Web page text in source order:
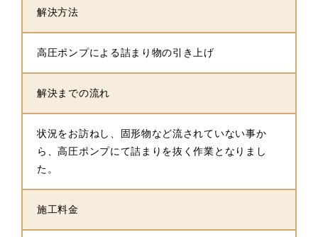
解決方法
高圧ポンプによる詰まり物の引き上げ
解決までの流れ
状況をお訪ねし、固形物など流されていない事か
ら、高圧ポンプにて詰まりを抜く作業となりまし
た。
施工料金